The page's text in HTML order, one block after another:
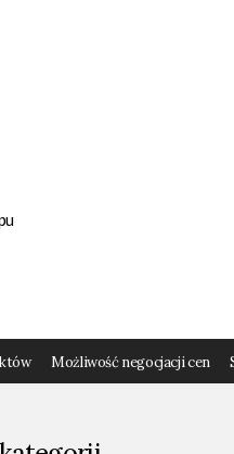
Możliwość negocjacji cen